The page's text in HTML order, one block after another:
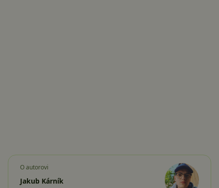
O autorovi
Jakub Kárník